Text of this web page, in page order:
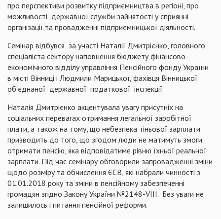
про перспективи розвитку підприємництва в регіоні, про
можливості державної служби зайнятості у сприянні
організації та провадженні підприємницької діяльності.
Семінар відбувся за участі Наталії Дмитрієнко, головного
спеціаліста сектору наповнення бюджету фінансово-
економічного відділу управління Пенсійного фонду України
в місті Вінниці і Людмили Марицької, фахівця Вінницької
об’єднаної державної податкової інспекції.
Наталія Дмитрієнко акцентувала увагу присутніх на
соціальних перевагах отримання легальної заробітної
плати, а також на тому, що небезпека тіньової зарплати
призводить до того, що згодом люди не матимуть змоги
отримати пенсію, яка відповідатиме рівню їхньої реальної
зарплати. Під час семінару обговорили запровадженні зміни
щодо розміру та обчислення ЄСВ, які набрали чинності з
01.01.2018 року та зміни в пенсійному забезпеченні
громадян згідно Закону України №2148-VIII. Без уваги не
залишилось і питання пенсійної реформи.